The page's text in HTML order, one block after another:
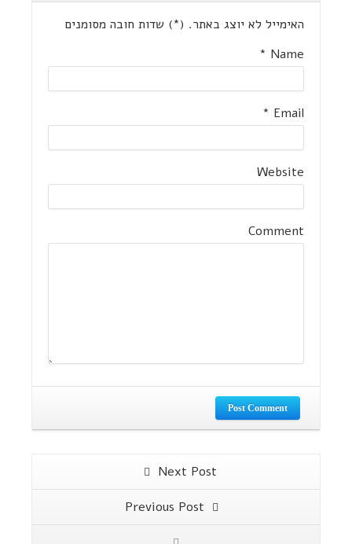
האימייל לא יוצג באתר. (*) שדות חובה מסומנים
Name
*
Email
*
Website
Comment
Post Comment
Next Post